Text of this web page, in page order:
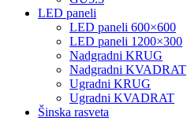
LED paneli
LED paneli 600×600
LED paneli 1200×300
Nadgradni KRUG
Nadgradni KVADRAT
Ugradni KRUG
Ugradni KVADRAT
Šinska rasveta